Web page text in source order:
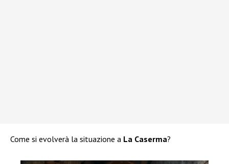
Come si evolverà la situazione a La Caserma?